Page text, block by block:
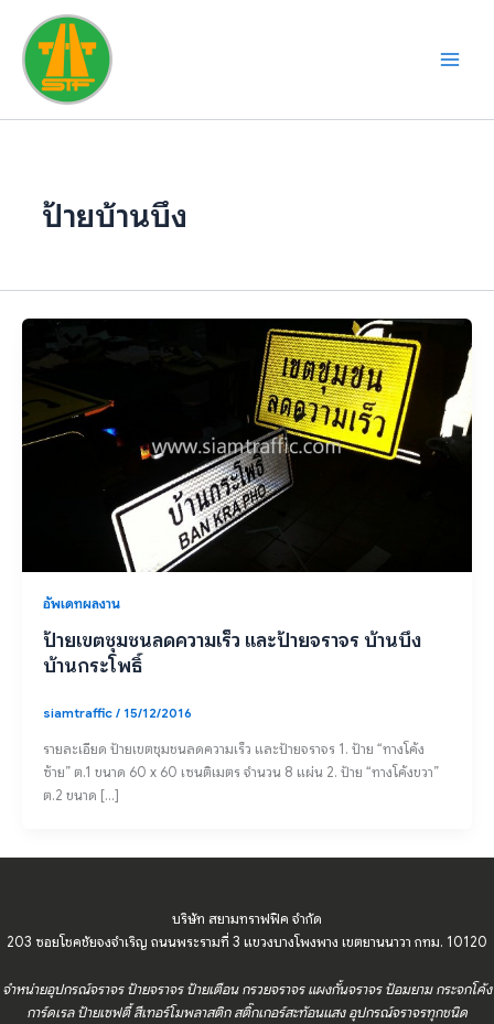
content
ป้ายบ้านบึง
อัพเดทผลงาน
ป้ายเขตชุมชนลดความเร็ว และป้ายจราจร บ้านบึง
บ้านกระโพธิ์
siamtraffic/ 15/12/2016
รายละเอียด ป้ายเขตชุมชนลดความเร็ว และป้ายจราจร 1. ป้าย “ทางโค้ง
ซ้าย” ต.1 ขนาด 60 x 60 เซนติเมตร จำนวน 8 แผ่น 2. ป้าย “ทางโค้งขวา”
ต.2 ขนาด […]
บริษัท สยามทราฟฟิค จำกัด
203 ซอยโชคชัยจงจำเริญ ถนนพระรามที่ 3 แขวงบางโพงพาง เขตยานนาวา กทม. 10120
จำหน่ายอุปกรณ์จราจร ป้ายจราจร ป้ายเตือน กรวยจราจร แผงกั้นจราจร ป้อมยาม กระจกโค้ง
การ์ดเรล ป้ายเซฟตี้ สีเทอร์โมพลาสติก สติ๊กเกอร์สะท้อนแสง อุปกรณ์จราจรทุกชนิด